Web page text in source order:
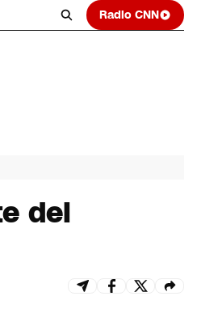
Radio CNN
del